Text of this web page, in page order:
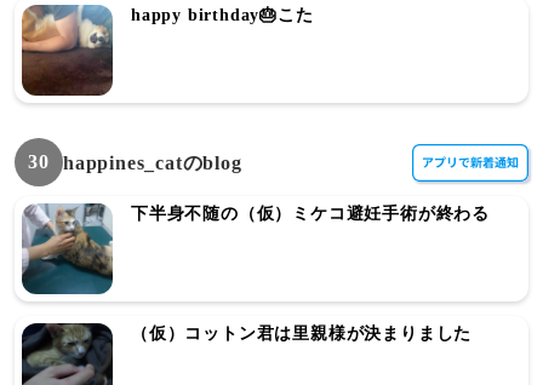
happy birthday🎂こた
30 happines_catのblog
下半身不随の（仮）ミケコ避妊手術が終わる
（仮）コットン君は里親様が決まりました